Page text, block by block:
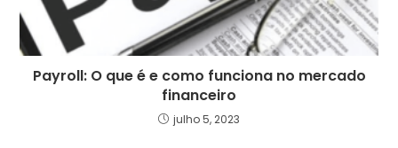
Payroll: O que é e como funciona no mercado
financeiro
julho 5, 2023